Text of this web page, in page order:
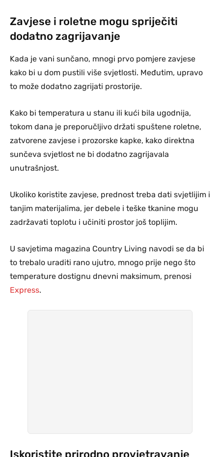
Zavjese i roletne mogu spriječiti
dodatno zagrijavanje
Kada je vani sunčano, mnogi prvo pomjere zavjese
kako bi u dom pustili više svjetlosti. Međutim, upravo
to može dodatno zagrijati prostorije.
Kako bi temperatura u stanu ili kući bila ugodnija,
tokom dana je preporučljivo držati spuštene roletne,
zatvorene zavjese i prozorske kapke, kako direktna
sunčeva svjetlost ne bi dodatno zagrijavala
unutrašnjost.
Ukoliko koristite zavjese, prednost treba dati svjetlijim i
tanjim materijalima, jer debele i teške tkanine mogu
zadržavati toplotu i učiniti prostor još toplijim.
U savjetima magazina Country Living navodi se da bi
to trebalo uraditi rano ujutro, mnogo prije nego što
temperature dostignu dnevni maksimum, prenosi
Express.
Iskoristite prirodno provjetravanje